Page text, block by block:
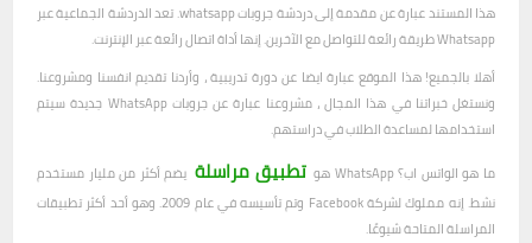
هذا المستند عبارة عن مقدمة إلى دردشة جروبات whatsapp. تعد الدردشة الجماعية عبر
Whatsapp طريقة رائعة للتواصل مع الآخرين. إنها أداة اتصال رائعة عبر الإنترنت.
أهلا بالجميع! هذا الموقع عبارة ايضا عن دورة تدريبية ، وأردنا تقديم انفسنا ومشروعنا.
ونستغل خبراتنا في هذا المجال ، مشروعنا عبارة عن جروبات WhatsApp جديدة سيتم
استخدامها لمساعدة الطلاب في دراستهم.
ما هو الواتس اب؟ WhatsApp هو
تطبيق مراسلة يضم أكثر من مليار مستخدم
نشط. إنه مملوك لشركة Facebook وتم تأسيسه في عام 2009. وهو أحد أكثر تطبيقات
المراسلة المتاحة شيوعًا.